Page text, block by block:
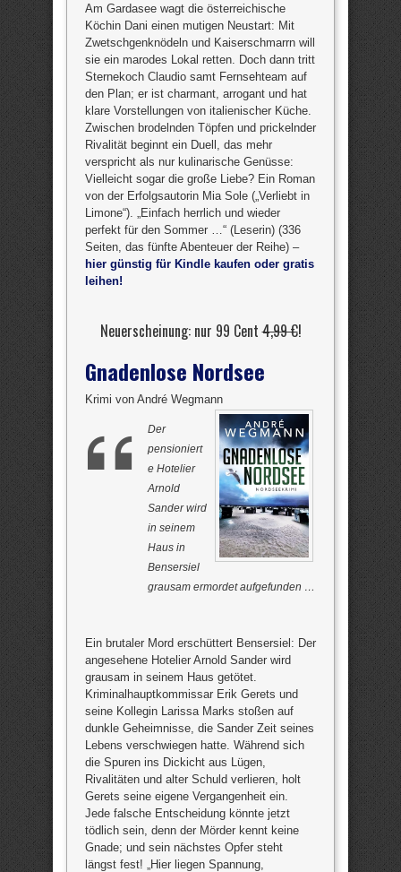
Am Gardasee wagt die österreichische
Köchin Dani einen mutigen Neustart: Mit
Zwetschgenknödeln und Kaiserschmarrn will
sie ein marodes Lokal retten. Doch dann tritt
Sternekoch Claudio samt Fernsehteam auf
den Plan; er ist charmant, arrogant und hat
klare Vorstellungen von italienischer Küche.
Zwischen brodelnden Töpfen und prickelnder
Rivalität beginnt ein Duell, das mehr
verspricht als nur kulinarische Genüsse:
Vielleicht sogar die große Liebe? Ein Roman
von der Erfolgsautorin Mia Sole („Verliebt in
Limone“). „Einfach herrlich und wieder
perfekt für den Sommer …“ (Leserin) (336
Seiten, das fünfte Abenteuer der Reihe) –
hier günstig für Kindle kaufen oder gratis
leihen!
Neuerscheinung: nur 99 Cent4,99 €!
Gnadenlose Nordsee
Krimi von André Wegmann
Der
pensioniert
e Hotelier
Arnold
Sander wird
in seinem
Haus in
Bensersiel
grausam ermordet aufgefunden …
Ein brutaler Mord erschüttert Bensersiel: Der
angesehene Hotelier Arnold Sander wird
grausam in seinem Haus getötet.
Kriminalhauptkommissar Erik Gerets und
seine Kollegin Larissa Marks stoßen auf
dunkle Geheimnisse, die Sander Zeit seines
Lebens verschwiegen hatte. Während sich
die Spuren ins Dickicht aus Lügen,
Rivalitäten und alter Schuld verlieren, holt
Gerets seine eigene Vergangenheit ein.
Jede falsche Entscheidung könnte jetzt
tödlich sein, denn der Mörder kennt keine
Gnade; und sein nächstes Opfer steht
längst fest! „Hier liegen Spannung,